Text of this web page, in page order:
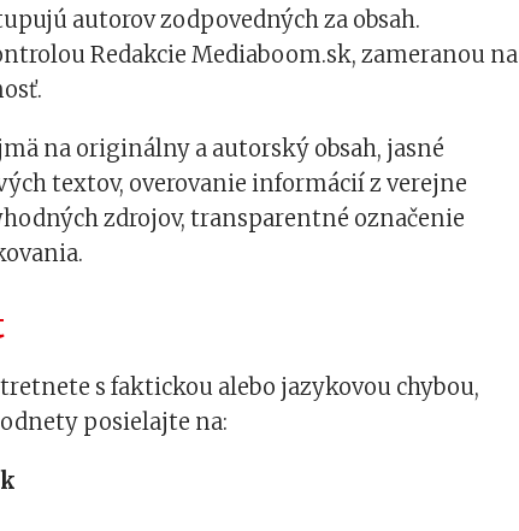
autorov zodpovedných za obsah.
Redakcie Mediaboom.sk, zameranou na
na originálny a autorský obsah, jasné
textov, overovanie informácií z verejne
zdrojov, transparentné označenie
s faktickou alebo jazykovou chybou,
posielajte na: